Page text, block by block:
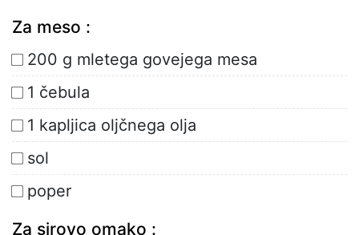
Za meso :
200 g mletega govejega mesa
1 čebula
1 kapljica oljčnega olja
sol
poper
Za sirovo omako :